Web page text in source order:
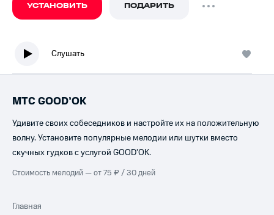
УСТАНОВИТЬ ПОДАРИТЬ
Слушать
МТС GOOD’OK
Удивите своих собеседников и настройте их на положительную
волну. Установите популярные мелодии или шутки вместо
скучных гудков с услугой GOOD’OK.
Стоимость мелодий — от 75 ₽ / 30 дней
Главная